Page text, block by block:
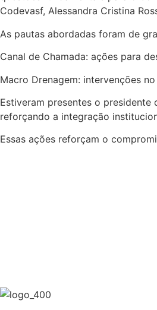
Codevasf, Alessandra Cristina
As pautas abordadas foram de
Canal de Chamada: ações para
Macro Drenagem: intervenções
Estiveram presentes o
reforçando a integração
Essas ações reforçam o